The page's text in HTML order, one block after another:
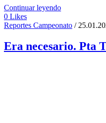
Continuar leyendo
0 Likes
Reportes Campeonato /
Era necesario. Pta